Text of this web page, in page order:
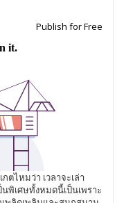
Publish for Free
ตไหมว่า เวลาจะเล่า
พิเศษทั้งหมดนี้เป็นเพราะ